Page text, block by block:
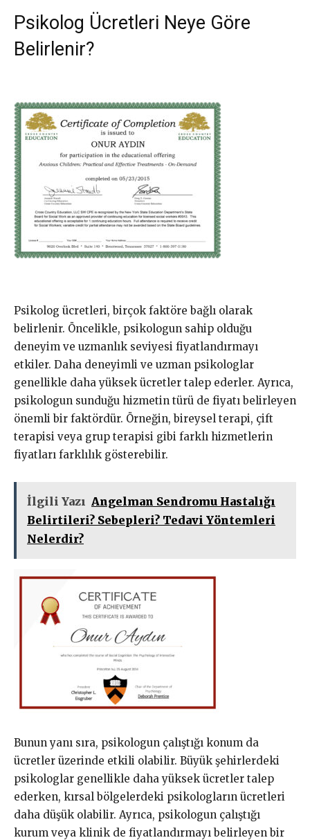
Psikolog Ücretleri Neye Göre
Belirlenir?
Psikolog ücretleri, birçok faktöre bağlı olarak
belirlenir. Öncelikle, psikologun sahip olduğu
deneyim ve uzmanlık seviyesi fiyatlandırmayı
etkiler. Daha deneyimli ve uzman psikologlar
genellikle daha yüksek ücretler talep ederler. Ayrıca,
psikologun sunduğu hizmetin türü de fiyatı belirleyen
önemli bir faktördür. Örneğin, bireysel terapi, çift
terapisi veya grup terapisi gibi farklı hizmetlerin
fiyatları farklılık gösterebilir.
İlgili Yazı Angelman Sendromu Hastalığı
Belirtileri? Sebepleri? Tedavi Yöntemleri
Nelerdir?
Bunun yanı sıra, psikologun çalıştığı konum da
ücretler üzerinde etkili olabilir. Büyük şehirlerdeki
psikologlar genellikle daha yüksek ücretler talep
ederken, kırsal bölgelerdeki psikologların ücretleri
daha düşük olabilir. Ayrıca, psikologun çalıştığı
kurum veya klinik de fiyatlandırmayı belirleyen bir